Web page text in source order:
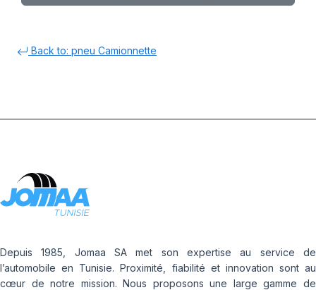
Back to: pneu Camionnette
Depuis 1985, Jomaa SA met son expertise au service de
l’automobile en Tunisie. Proximité, fiabilité et innovation sont au
cœur de notre mission. Nous proposons une large gamme de